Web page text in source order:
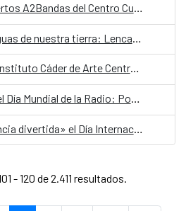
Comienzan los conciertos A2Bandas del Centro Cultural de España
Beca de estudios del Instituto Cáder de Arte Centroamericano en Madrid 2026-2027
Emisión conjunta en el Día Mundial de la Radio: Por una radio sin fronteras
Celebramos con «Ciencia divertida» el Día Internacional de la Mujer y la Niña en la Ciencia
- 120 de 2.411 resultados.